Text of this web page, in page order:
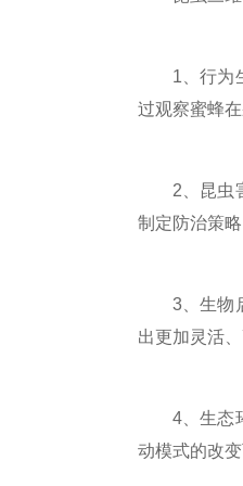
1、行为生
过观察蜜蜂
2、昆虫害
制定防治策
3、生物启
出更加灵活
4、生态环
动模式的改